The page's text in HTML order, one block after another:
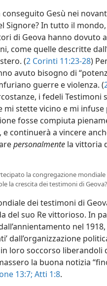
Gesù nei
Signore? In tutto il
di Geova hanno dovuto
come quelle descritte
(2 Corinti 11:23-28)
avuto bisogno di
guerre e violenza. (
i fedeli Testimoni
mi stette vicino e mi
fosse compiuta
continuerà a vincere
personalmente la vittoria
la congregazione mondiale
la crescita dei testimoni di Geova?
dei testimoni di
del suo Re vittorioso. In
nel
dall’organizzazione
loro soccorso liberandoli
la buona notizia
13:7; Atti 1:8.